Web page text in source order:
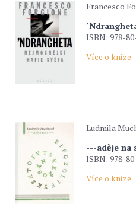
Francesco
ISBN: 978-
Více o knize
Ludmila
---aděje na
ISBN: 978-
Více o knize